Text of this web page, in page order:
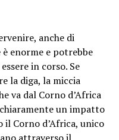
anche di
enorme e potrebbe
in corso. Se
la diga, la miccia
va dal Corno d’Africa
un impatto
Corno d’Africa, unico